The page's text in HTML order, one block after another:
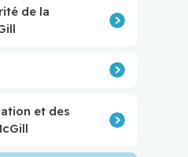
de la
et des